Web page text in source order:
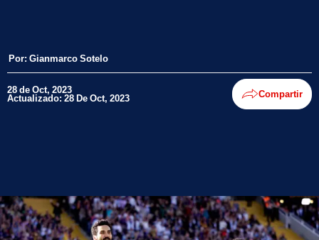
Por: Gianmarco Sotelo
28 de Oct, 2023
Actualizado: 28 De Oct, 2023 Compartir